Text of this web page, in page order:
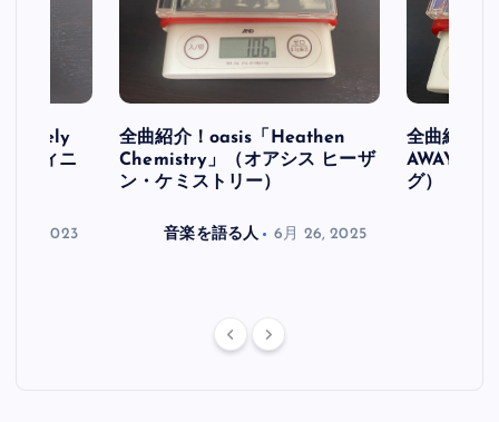
フィニ
30, 2023
全曲紹介！oasis「Heathen
Chemistry」（オアシス ヒーザ
ン・ケミストリー）
音楽を語る人 6月 26, 2025
全曲紹介
AWAY」
グ）